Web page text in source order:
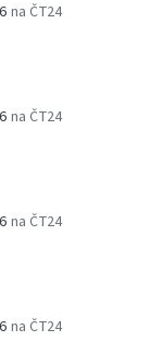
na ČT24
na ČT24
na ČT24
na ČT24